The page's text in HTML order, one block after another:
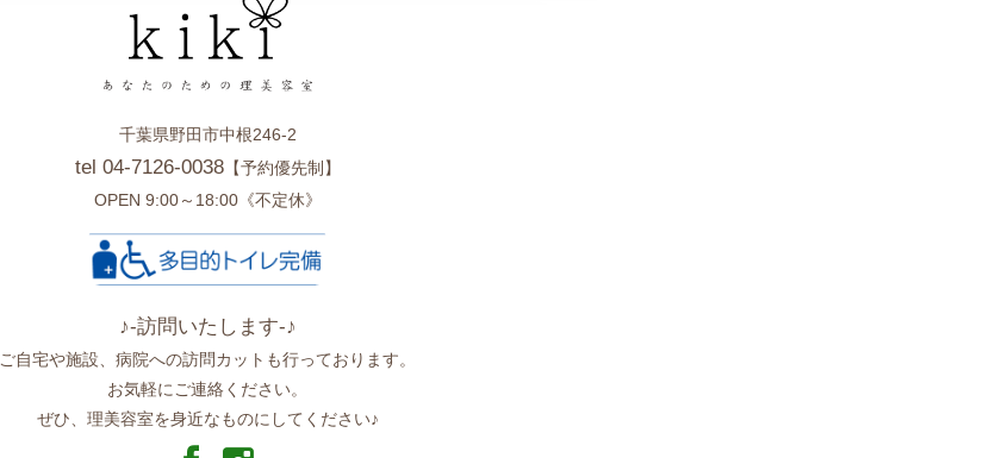
千葉県野田市中根246-2
tel 04-7126-0038【予約優先制】
OPEN 9:00～18:00《不定休》
♪-訪問いたします-♪
ご自宅や施設、病院への訪問カットも行っております。
お気軽にご連絡ください。
ぜひ、理美容室を身近なものにしてください♪